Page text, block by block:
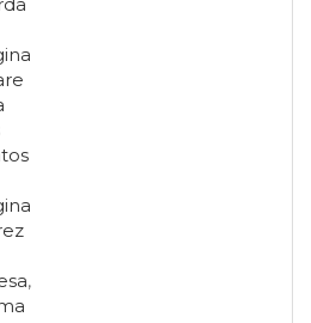
,